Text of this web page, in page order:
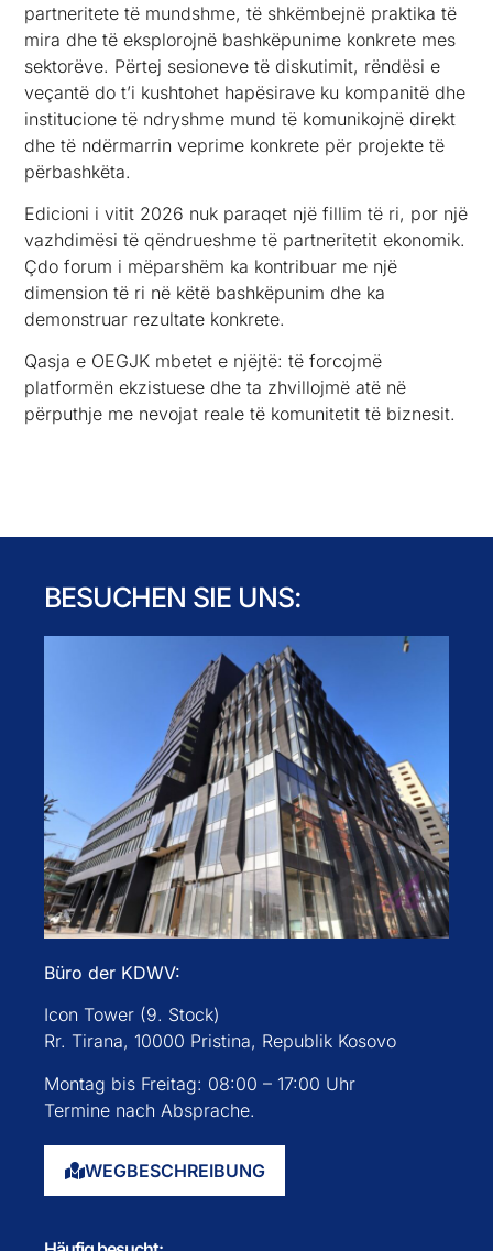
partneritete të mundshme, të shkëmbejnë praktika të
mira dhe të eksplorojnë bashkëpunime konkrete mes
sektorëve. Përtej sesioneve të diskutimit, rëndësi e
veçantë do t’i kushtohet hapësirave ku kompanitë dhe
institucione të ndryshme mund të komunikojnë direkt
dhe të ndërmarrin veprime konkrete për projekte të
përbashkëta.
Edicioni i vitit 2026 nuk paraqet një fillim të ri, por një
vazhdimësi të qëndrueshme të partneritetit ekonomik.
Çdo forum i mëparshëm ka kontribuar me një
dimension të ri në këtë bashkëpunim dhe ka
demonstruar rezultate konkrete.
Qasja e OEGJK mbetet e njëjtë: të forcojmë
platformën ekzistuese dhe ta zhvillojmë atë në
përputhje me nevojat reale të komunitetit të biznesit.
BESUCHEN SIE UNS:
Büro der KDWV:
Icon Tower (9. Stock)
Rr. Tirana, 10000 Pristina, Republik Kosovo
Montag bis Freitag: 08:00 – 17:00 Uhr
Termine nach Absprache.
WEGBESCHREIBUNG